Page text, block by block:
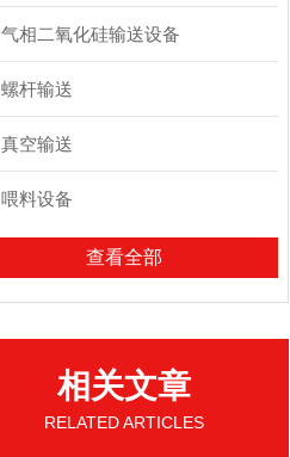
气相二氧化硅输送设备
螺杆输送
真空输送
喂料设备
查看全部
相关文章
RELATED ARTICLES